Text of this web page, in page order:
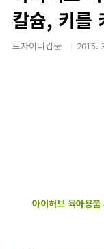
칼슘, 키를
드자이너김군 2015.
아이허브 육아용